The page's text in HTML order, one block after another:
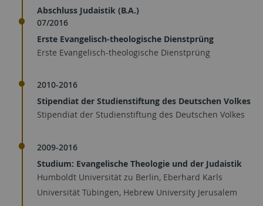
Abschluss Judaistik (B.A.)
07/2016
Erste Evangelisch-theologische Dienstprüng
Erste Evangelisch-theologische Dienstprüng
2010-2016
Stipendiat der Studienstiftung des Deutschen Volkes
Stipendiat der Studienstiftung des Deutschen Volkes
2009-2016
Studium: Evangelische Theologie und der Judaistik
Humboldt Universität zu Berlin, Eberhard Karls
Universität Tübingen, Hebrew University Jerusalem